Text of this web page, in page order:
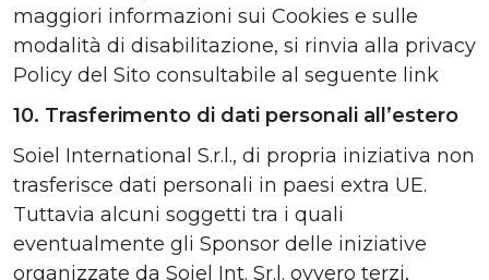
maggiori informazioni sui Cookies e sulle
modalità di disabilitazione, si rinvia alla privacy
Policy del Sito consultabile al seguente link
10. Trasferimento di dati personali all’estero
Soiel International S.r.l., di propria iniziativa non
trasferisce dati personali in paesi extra UE.
Tuttavia alcuni soggetti tra i quali
eventualmente gli Sponsor delle iniziative
organizzate da Soiel Int. Sr.l. ovvero terzi,